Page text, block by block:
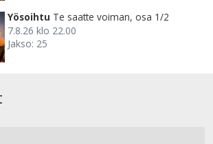
Yösoihtu Te saatte voiman, osa 1/2
7.8.26 klo 22.00
Jakso: 25